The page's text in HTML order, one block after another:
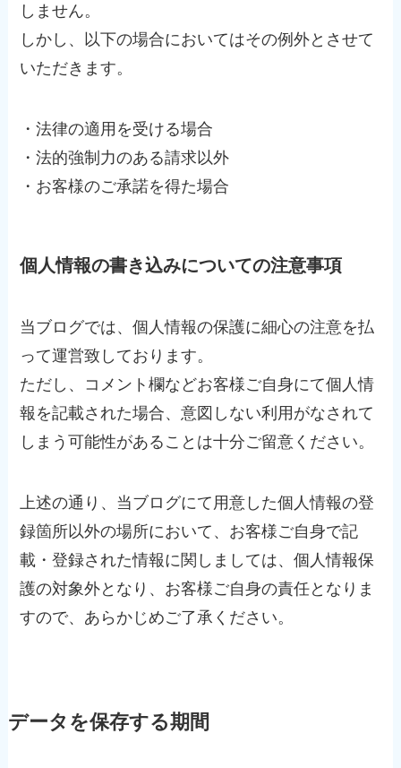
しません。
しかし、以下の場合においてはその例外とさせて
いただきます。
・法律の適用を受ける場合
・法的強制力のある請求以外
・お客様のご承諾を得た場合
個人情報の書き込みについての注意事項
当ブログでは、個人情報の保護に細心の注意を払
って運営致しております。
ただし、コメント欄などお客様ご自身にて個人情
報を記載された場合、意図しない利用がなされて
しまう可能性があることは十分ご留意ください。
上述の通り、当ブログにて用意した個人情報の登
録箇所以外の場所において、お客様ご自身で記
載・登録された情報に関しましては、個人情報保
護の対象外となり、お客様ご自身の責任となりま
すので、あらかじめご了承ください。
データを保存する期間